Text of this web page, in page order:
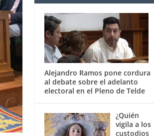
Alejandro Ramos pone cordura
al debate sobre el adelanto
electoral en el Pleno de Telde
¿Quién
vigila a los
custodios